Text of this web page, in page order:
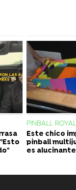
PINBALL
Este chico
pinball
es alucinante